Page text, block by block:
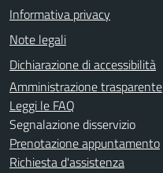
Informativa privacy
Note legali
Dichiarazione di accessibilità
Amministrazione trasparente
Leggi le FAQ
Segnalazione disservizio
Prenotazione appuntamento
Richiesta d'assistenza